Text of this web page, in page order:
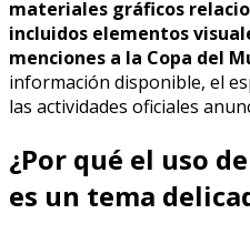
materiales gráficos
incluidos elementos
menciones a la Copa del
información disponible, el
las actividades oficiales
¿Por qué el uso
es un tema